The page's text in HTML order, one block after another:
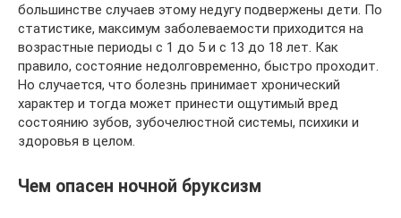
большинстве случаев этому недугу подвержены дети. По
статистике, максимум заболеваемости приходится на
возрастные периоды с 1 до 5 и с 13 до 18 лет. Как
правило, состояние недолговременно, быстро проходит.
Но случается, что болезнь принимает хронический
характер и тогда может принести ощутимый вред
состоянию зубов, зубочелюстной системы, психики и
здоровья в целом.
Чем опасен ночной бруксизм